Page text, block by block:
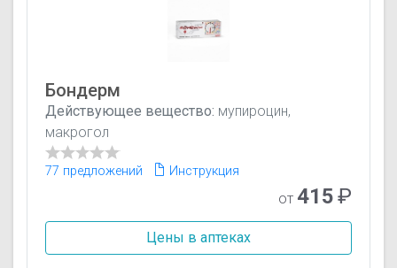
Бондерм
Действующее вещество: мупироцин,
макрогол
77 предложений Инструкция
от 415₽
Цены в аптеках